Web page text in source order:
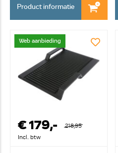
Product informatie
Web aanbieding
€ 179,-
218,95
Incl. btw